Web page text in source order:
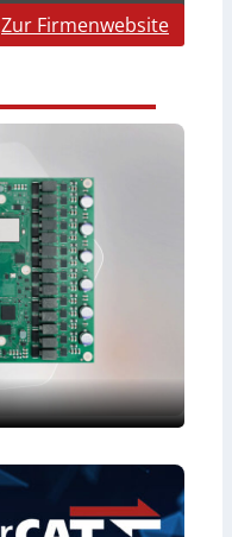
Zur Firmenwebsite